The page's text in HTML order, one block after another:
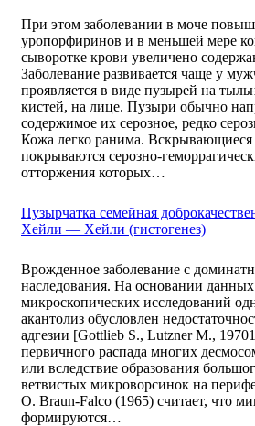
При этом заболевании в моче
уропорфиринов и в меньшей мере
сыворотке крови увеличено
Заболевание развивается чаще у
проявляется в виде пузырей на
кистей, на лице. Пузыри обычно
содержимое их серозное, редко
Кожа легко ранима.
покрываются серозно-
отторжения которых…
Пузырчатка семейная
Хейли — Хейли (гистогенез)
Врожденное заболевание с
наследования. На основании
микроскопических исследований
акантолиз обусловлен
адгезии [Gottlieb S., Lutzner М., 19701
первичного распада многих
или вследствие образования
ветвистых микроворсинок на
О. Braun-Falco (1965) считает, что
формируются…